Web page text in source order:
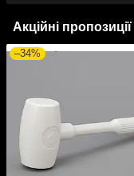
Акційні
–34%